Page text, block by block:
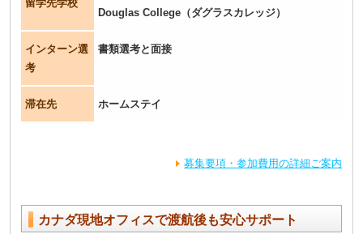
留学先学校
Douglas College（ダグラスカレッジ）
インターン選
考
書類選考と面接
滞在先 ホームステイ
募集要項・参加費用の詳細ご案内
カナダ現地オフィスで渡航後も安心サポート